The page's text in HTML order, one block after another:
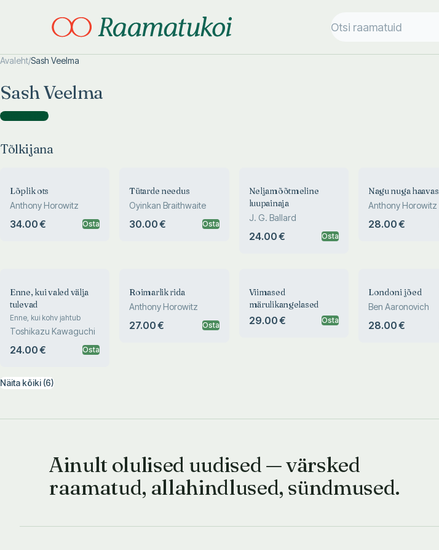
Avaleht/Sash Veelma
Sash Veelma
Tõlkijana )
Tõlkijana
Lõplik ots
Anthony Horowitz
34.00 € Osta
Tütarde needus
Oyinkan Braithwaite
30.00 € Osta
Neljamõõtmeline
luupainaja
J. G. Ballard
24.00 € Osta
Nagu nuga haavas
Anthony Horowitz
28.00 €
Enne, kui valed välja
tulevad
Enne, kui kohv jahtub
Toshikazu Kawaguchi
24.00 € Osta
Roimarlik rida
Anthony Horowitz
27.00 € Osta
Viimased
märulikangelased
29.00 € Osta
Londoni jõed
Ben Aaronovich
28.00 €
Näita kõiki (6)
Ainult olulised uudised — värsked
raamatud, allahindlused, sündmused.